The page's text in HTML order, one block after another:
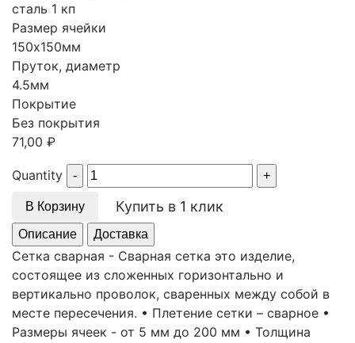
сталь 1 кп
Размер ячейки
150х150мм
Пруток, диаметр
4.5мм
Покрытие
Без покрытия
71,00 ₽
Quantity
В Корзину Купить в 1 клик
Описание Доставка
Сетка сварная - Сварная сетка это изделие,
состоящее из сложенных горизонтально и
вертикально проволок, сваренных между собой в
месте пересечения. • Плетение сетки – сварное •
Размеры ячеек - от 5 мм до 200 мм • Толщина